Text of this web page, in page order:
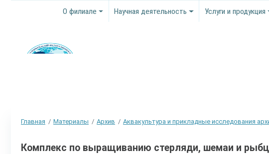
О филиале Научная деятельность Услуги и продукция
Главная Материалы Архив Аквакультура и прикладные исследования
Комплекс по выращиванию стерляди, шемаи и